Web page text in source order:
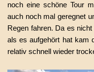
noch eine schöne Tour
auch noch mal geregnet
Regen fahren. Da es
als es aufgehört hat kam
relativ schnell wieder